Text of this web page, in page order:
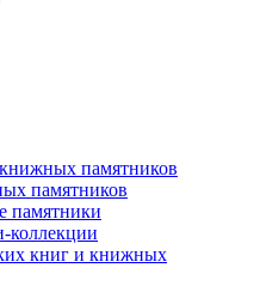
памятников
памятников
памятники
книг и книжных